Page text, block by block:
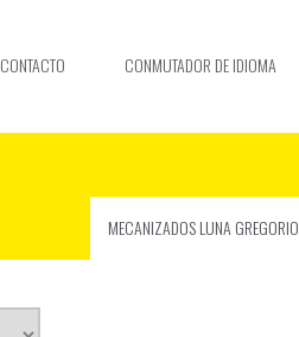
CONTACTO CONMUTADOR DE IDIOMA
MECANIZADOS LUNA GREGORIO